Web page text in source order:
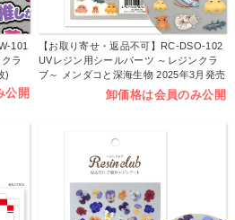
101
ラ
)
公開
【お取り寄せ・返品不可】RC-DSO-102
UVレジン用シールパーツ ～レジンクラ
ブ～ メンダコと深海生物 2025年3月発売
卸価格は会員のみ公開